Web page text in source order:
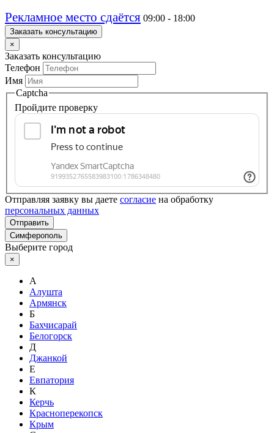
Рекламное место сдаётся 09:00 - 18:00
Заказать консультацию
×
Заказать консультацию
Телефон
Имя
Captcha
Пройдите проверку
Отправляя заявку вы даете согласие на обработку
персональных данных
Отправить
Симферополь
Выберите город
×
А
Алушта
Армянск
Б
Бахчисарай
Белогорск
Д
Джанкой
Е
Евпатория
К
Керчь
Красноперекопск
Крым